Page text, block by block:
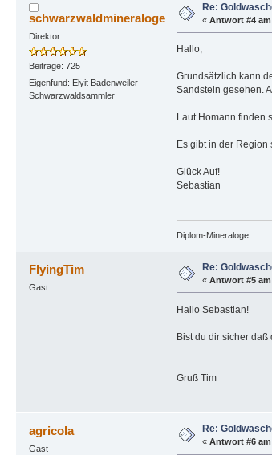
schwarzwaldmineraloge
Direktor
Beiträge: 725
Eigenfund: Elyit Badenweiler
Schwarzwaldsammler
Re:
« Antwort #4
Hallo,
Grundsätzlich kann
Sandstein gesehen.
Laut Homann finden
Es gibt in der
Glück Auf!
Sebastian
Diplom-Mineraloge
FlyingTim
Gast
Re:
« Antwort #5
Hallo Sebastian!
Bist du dir sicher
Gruß Tim
agricola
Gast
Re:
« Antwort #6